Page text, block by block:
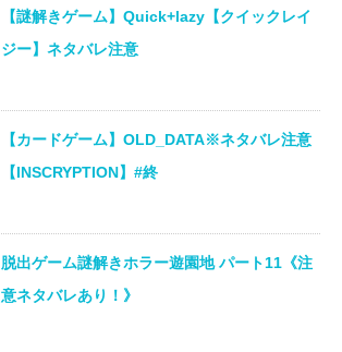
【謎解きゲーム】Quick+lazy【クイックレイ
ジー】ネタバレ注意
【カードゲーム】OLD_DATA※ネタバレ注意
【INSCRYPTION】#終
脱出ゲーム謎解きホラー遊園地 パート11《注
意ネタバレあり！》